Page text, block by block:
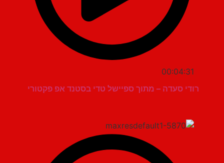
00:04:31
רודי סעדה – מתוך ספיישל טדי בסטנד אפ פקטורי